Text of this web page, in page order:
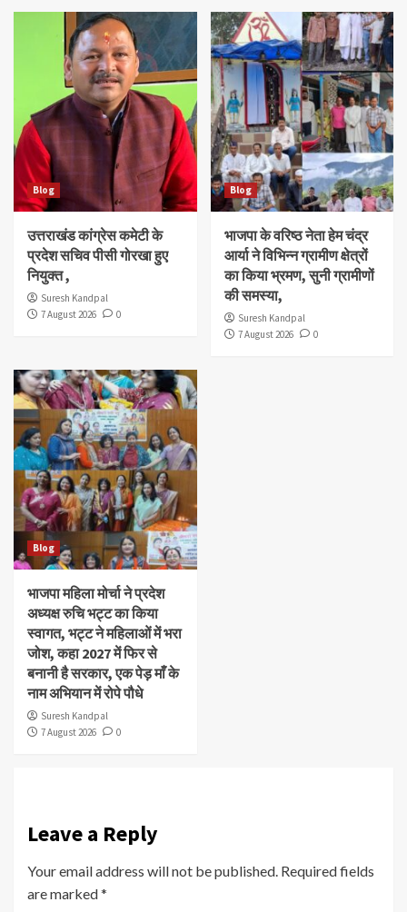
Blog
उत्तराखंड कांग्रेस कमेटी के
प्रदेश सचिव पीसी गोरखा हुए
नियुक्त ,
Suresh Kandpal
7 August 2026
0
Blog
भाजपा के वरिष्ठ नेता हेम चंद्र
आर्या ने विभिन्न ग्रामीण क्षेत्रों
का किया भ्रमण, सुनी ग्रामीणों
की समस्या,
Suresh Kandpal
7 August 2026
0
Blog
भाजपा महिला मोर्चा ने प्रदेश
अध्यक्ष रुचि भट्ट का किया
स्वागत, भट्ट ने महिलाओं में भरा
जोश, कहा 2027 में फिर से
बनानी है सरकार, एक पेड़ माँ के
नाम अभियान में रोपे पौधे
Suresh Kandpal
7 August 2026
0
Leave a Reply
Your email address will not be published. Required fields
are marked*